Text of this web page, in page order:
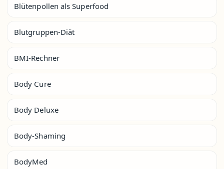
Blütenpollen als Superfood
Blutgruppen-Diät
BMI-Rechner
Body Cure
Body Deluxe
Body-Shaming
BodyMed